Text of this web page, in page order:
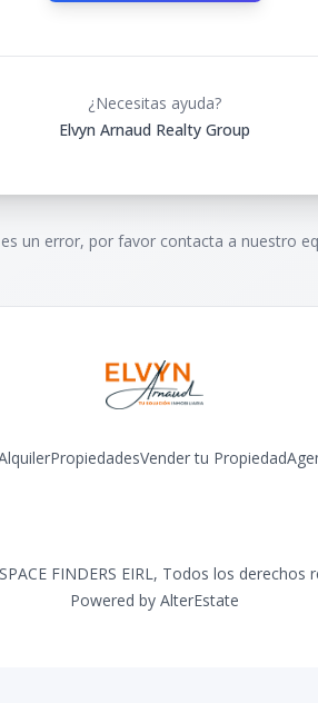
¿Necesitas ayuda?
Elvyn Arnaud Realty Group
un error, por favor contacta a nuestro
PropiedadesVender tu Propiedad
FINDERS EIRL, Todos los derechos
Powered by AlterEstate